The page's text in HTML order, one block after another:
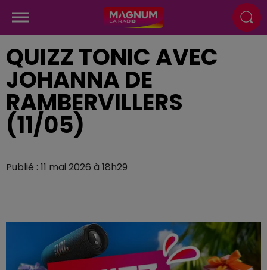
QUIZZ TONIC AVEC
JOHANNA DE
RAMBERVILLERS
(11/05)
Publié : 11 mai 2026 à 18h29